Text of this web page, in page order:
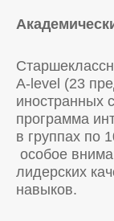
A-level (23
иностранных
программа
в группах по
особое
лидерских
навыков.